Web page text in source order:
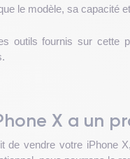
le modèle, sa capacité
outils fournis sur cette
X a un
de vendre votre iPhone